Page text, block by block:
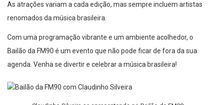
As atrações variam a cada edição, mas sempre incluem artistas
renomados da música brasileira.
Com uma programação vibrante e um ambiente acolhedor, o
Bailão da FM90 é um evento que não pode ficar de fora da sua
agenda. Venha se divertir e celebrar a música brasileira!